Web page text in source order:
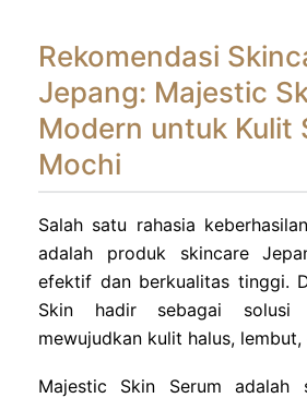
Rekomendasi
Jepang: Majestic
Modern untuk Kulit
Mochi
Salah satu rahasia
adalah produk skincare
efektif dan berkualitas tinggi.
Skin hadir sebagai solusi
mewujudkan kulit halus, lembut,
Majestic Skin Serum adalah